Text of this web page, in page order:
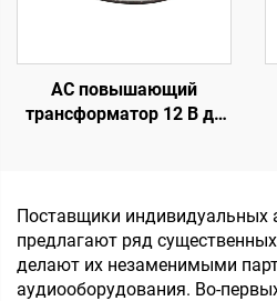
AC повышающий
трансформатор 12 В до
медного провода,
тороидальный
трансформатор 110 В до
220 В
Поставщики индивидуальных
предлагают ряд
делают их незаменимыми
аудиооборудования. Во-